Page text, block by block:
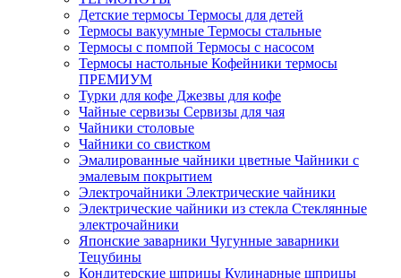
Детские термосы Термосы для детей
Термосы вакуумные Термосы стальные
Термосы с помпой Термосы с насосом
Термосы настольные Кофейники термосы
ПРЕМИУМ
Турки для кофе Джезвы для кофе
Чайные сервизы Сервизы для чая
Чайники столовые
Чайники со свистком
Эмалированные чайники цветные Чайники с
эмалевым покрытием
Электрочайники Электрические чайники
Электрические чайники из стекла Стеклянные
электрочайники
Японские заварники Чугунные заварники
Тецубины
Кондитерские шприцы Кулинарные шприцы